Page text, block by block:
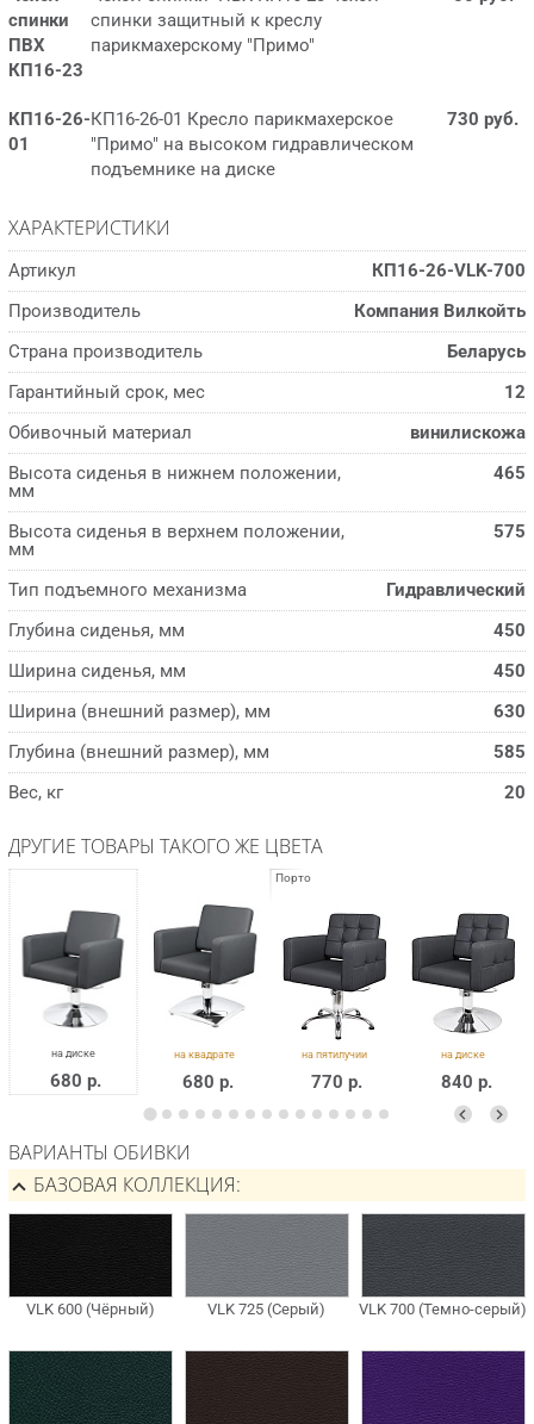
спинки
ПВХ
КП16-23
спинки защитный к креслу
парикмахерскому "Примо"
КП16-26-
01
КП16-26-01 Кресло парикмахерское
"Примо" на высоком гидравлическом
подъемнике на диске
730 руб.
ХАРАКТЕРИСТИКИ
Артикул
КП16-26-VLK-700
Производитель
Компания Вилкойть
Страна производитель
Беларусь
Гарантийный срок, мес
12
Обивочный материал
винилискожа
Высота сиденья в нижнем положении,
мм
465
Высота сиденья в верхнем положении,
мм
575
Тип подъемного механизма
Гидравлический
Глубина сиденья, мм
450
Ширина сиденья, мм
450
Ширина (внешний размер), мм
630
Глубина (внешний размер), мм
585
Вес, кг
20
ДРУГИЕ ТОВАРЫ ТАКОГО ЖЕ ЦВЕТА
680 р. 680 р. 770 р. 840 р.
ВАРИАНТЫ ОБИВКИ
БАЗОВАЯ КОЛЛЕКЦИЯ